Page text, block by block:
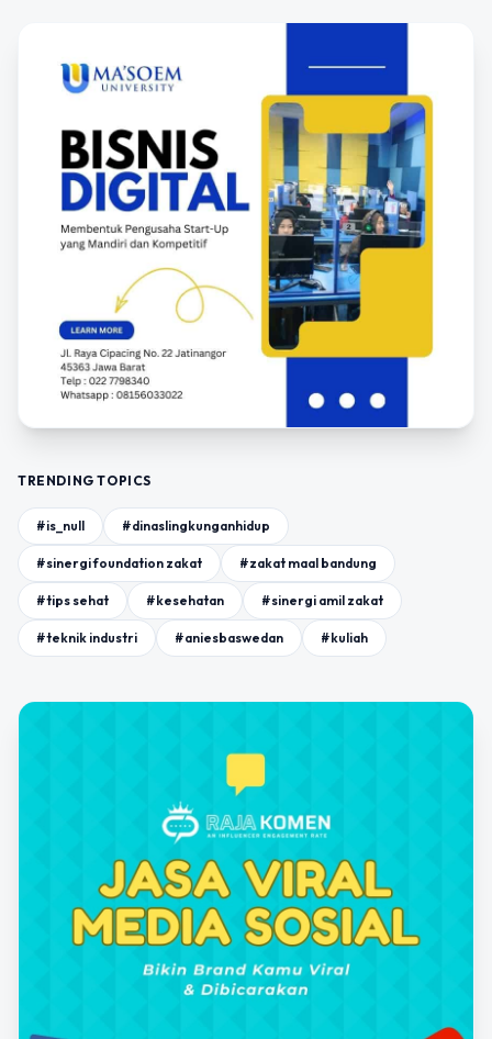
TRENDING TOPICS
#is_null #dinaslingkunganhidup
#sinergi foundation zakat #zakat maal bandung
#tips sehat #kesehatan #sinergi amil zakat
#teknik industri #aniesbaswedan #kuliah